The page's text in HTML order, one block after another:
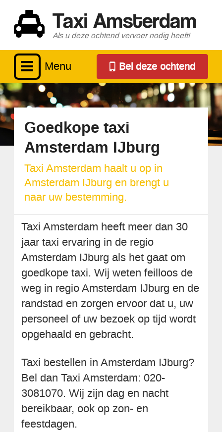
Taxi Amsterdam
Als u deze ochtend vervoer nodig heeft!
Menu Bel deze ochtend
Goedkope taxi
Amsterdam IJburg
Taxi Amsterdam haalt u op in
Amsterdam IJburg en brengt u
naar uw bestemming.
Taxi Amsterdam heeft meer dan 30
jaar taxi ervaring in de regio
Amsterdam IJburg als het gaat om
goedkope taxi. Wij weten feilloos de
weg in regio Amsterdam IJburg en de
randstad en zorgen ervoor dat u, uw
personeel of uw bezoek op tijd wordt
opgehaald en gebracht.
Taxi bestellen in Amsterdam IJburg?
Bel dan Taxi Amsterdam: 020-
3081070. Wij zijn dag en nacht
bereikbaar, ook op zon- en
feestdagen.